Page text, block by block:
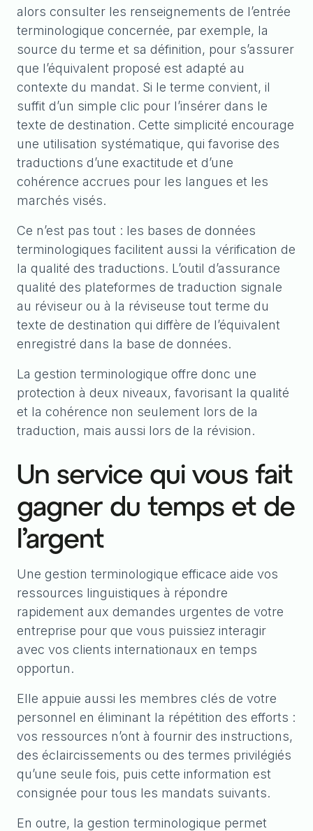
alors consulter les renseignements de l’entrée
terminologique concernée, par exemple, la
source du terme et sa définition, pour s’assurer
que l’équivalent proposé est adapté au
contexte du mandat. Si le terme convient, il
suffit d’un simple clic pour l’insérer dans le
texte de destination. Cette simplicité encourage
une utilisation systématique, qui favorise des
traductions d’une exactitude et d’une
cohérence accrues pour les langues et les
marchés visés.
Ce n’est pas tout : les bases de données
terminologiques facilitent aussi la vérification de
la qualité des traductions. L’outil d’assurance
qualité des plateformes de traduction signale
au réviseur ou à la réviseuse tout terme du
texte de destination qui diffère de l’équivalent
enregistré dans la base de données.
La gestion terminologique offre donc une
protection à deux niveaux, favorisant la qualité
et la cohérence non seulement lors de la
traduction, mais aussi lors de la révision.
Un service qui vous fait
gagner du temps et de
l’argent
Une gestion terminologique efficace aide vos
ressources linguistiques à répondre
rapidement aux demandes urgentes de votre
entreprise pour que vous puissiez interagir
avec vos clients internationaux en temps
opportun.
Elle appuie aussi les membres clés de votre
personnel en éliminant la répétition des efforts :
vos ressources n’ont à fournir des instructions,
des éclaircissements ou des termes privilégiés
qu’une seule fois, puis cette information est
consignée pour tous les mandats suivants.
En outre, la gestion terminologique permet